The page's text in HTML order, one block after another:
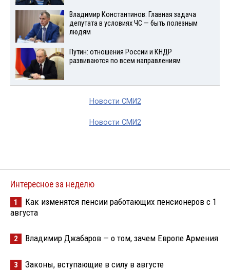
Владимир Константинов: Главная задача
депутата в условиях ЧС — быть полезным
людям
Путин: отношения России и КНДР
развиваются по всем направлениям
Новости СМИ2
Новости СМИ2
Интересное за неделю
1
Как изменятся пенсии работающих пенсионеров с 1
августа
2 Владимир Джабаров — о том, зачем Европе Армения
3 Законы, вступающие в силу в августе